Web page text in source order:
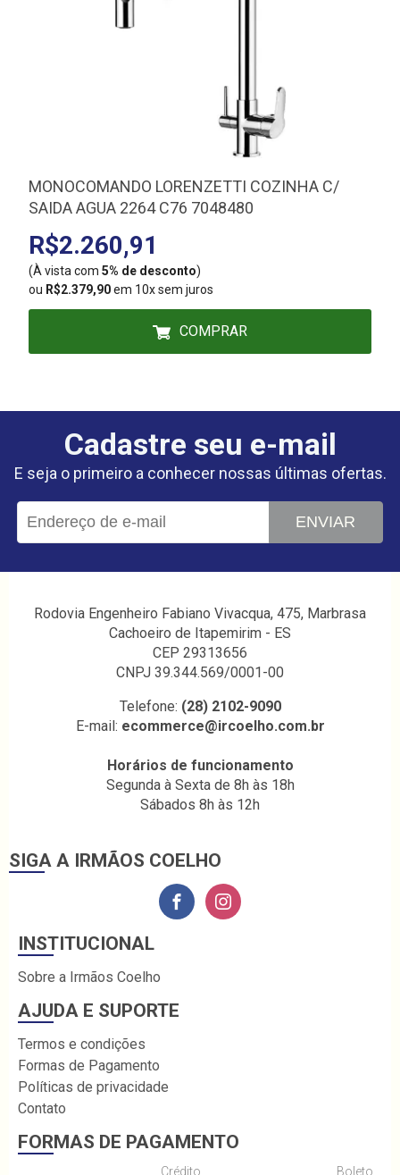
MONOCOMANDO LORENZETTI COZINHA C/
SAIDA AGUA 2264 C76 7048480
R$2.260,91
(À vista com 5% de desconto)
ou R$2.379,90em 10x sem juros
COMPRAR
Cadastre seu e-mail
E seja o primeiro a conhecer nossas últimas ofertas.
ENVIAR
Rodovia Engenheiro Fabiano Vivacqua, 475, Marbrasa
Cachoeiro de Itapemirim - ES
CEP 29313656
CNPJ 39.344.569/0001-00
Telefone: (28) 2102-9090
E-mail: ecommerce@ircoelho.com.br
Horários de funcionamento
Segunda à Sexta de 8h às 18h
Sábados 8h às 12h
SIGA A IRMÃOS COELHO
INSTITUCIONAL
Sobre a Irmãos Coelho
AJUDA E SUPORTE
Termos e condições
Formas de Pagamento
Políticas de privacidade
Contato
FORMAS DE PAGAMENTO
Crédito Boleto